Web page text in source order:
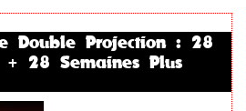
Double Projection : 28
+ 28 Semaines Plus